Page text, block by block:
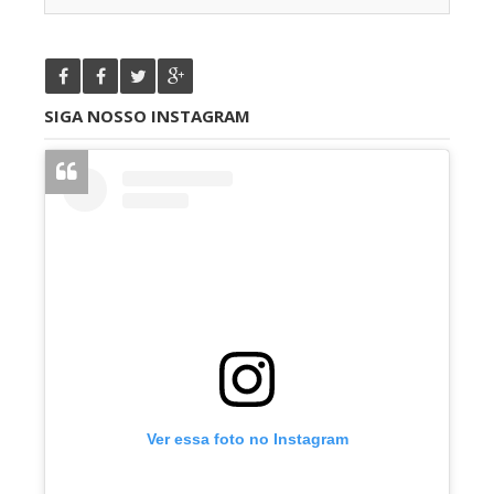
SIGA NOSSO INSTAGRAM
Ver essa foto no Instagram